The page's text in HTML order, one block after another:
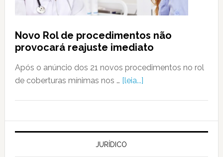
Novo Rol de procedimentos não
provocará reajuste imediato
Após o anúncio dos 21 novos procedimentos no rol
de coberturas mínimas nos … [leia...]
JURÍDICO